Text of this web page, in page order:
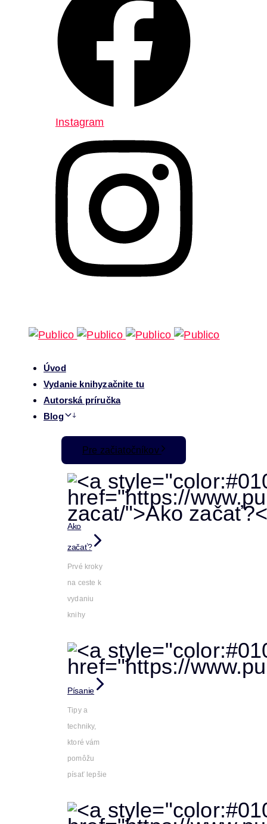
Instagram
Úvod
Vydanie knihyzačnite tu
Autorská príručka
Blog
Pre začiatočníkov
Ako
začať?
Prvé kroky
na ceste k
vydaniu
knihy
Písanie
Tipy a
techniky,
ktoré vám
pomôžu
písať lepšie